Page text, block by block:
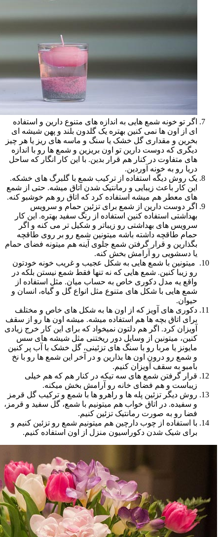
اگر تو خونه شمع هایی به اندازه های متنوع دارین و استفاده
ای از اون ها نمی کنین بهتره یک گلدون بلند و پهن شیشه ای
بخرین و مقداری گل خشک یا سنگ و ماسه های ریز یا هر چیز
دیگری که دوست دارین تو اون بریزین و شمع ها رو با اندازه
های متفاوت در کنار هم قرار بدین. با این کار انگار که ساحل
دریا رو به خونه آوردین.
یک روش دیگه استفاده از ترکیب شمع با گلبرگ های خشکه.
این کار باعث زیبایی و رمانتیک شدن اتاق میشه. حتی از شمع
های معطر هم میشه استفاده کرد که اتاق رو هم خوشبو کنه.
اگر دوست دارین از شمع برای تزئین حمام و سرویس
بهداشتی استفاده کنین استفاده از رنگ سفید بهتره. این کار
سرویس های بهداشتی رو زیباتر و شکیل تر می کنه و اگر
حمام طاقچه داشته باشه میتونین شمع رو بر روی طاقچه
بگذارین و قرار گرفتن شمع جلوی آینه هم میتونه فضای حمام
یا دسشویی رو آرامش بخش کنه.
میتونین با شمع هایی به شکل عجیب و غریب خونه خودتون
رو زیبا کنین. شمع هایی که نه تنها فقط شمع نیستن بلکه در
واقع یه مدل دکوری خاص به حساب میان. مثل استفاده از
شمع هایی با شکل های متنوع مثل انواع گل و گیاه، انسان و
حیوان.
دکوری های آویز که از اون ها به شکل های خاص و مختلف
برای اتاق بچه ها هم استفاده میشه. میشه اون ها رو از سقف
آویزان کرد. اگر هم دلتون نمیخواد که برای این کار خرج زیادی
کنین، میتونین از وسایل دور ریختنی مثل شیشه های سس
مایونز یا مربا رو با سنگ های تزئینی، گل خشک با آب پر کنین
و شمع رو درون اون ها بذارین و در آخر این شمع ها رو با نخ
بامبو به سقف آویزان کنیم.
قرار گرفتن شمع های سه تیکه در کنار هم که هم خیلی
زیباست و هم فضای خانه رو آرامش بخش میکنه.
روش دیگر تزئین پله ها و راهرو ها با شمع و ترکیب گل قرمز
و سفیده. در اتاق خواب هم میتونیم با شمع، گل سفید و قرمز،
فضا رو به صورت رمانتیک تزئین کنیم.
با استفاده از چوب دارچین هم میتونیم شمع رو تزئین کنیم و
برای شیک شدن دکوراسیون منزل از اون استفاده کنیم.